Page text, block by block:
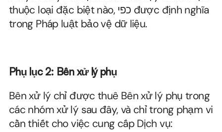
thuộc loại đặc biệt nào, כפי được định nghĩa
trong Pháp luật bảo vệ dữ liệu.
Phụ lục 2: Bên xử lý phụ
Bên xử lý chỉ được thuê Bên xử lý phụ trong
các nhóm xử lý sau đây, và chỉ trong phạm vi
cần thiết cho việc cung cấp Dịch vụ: